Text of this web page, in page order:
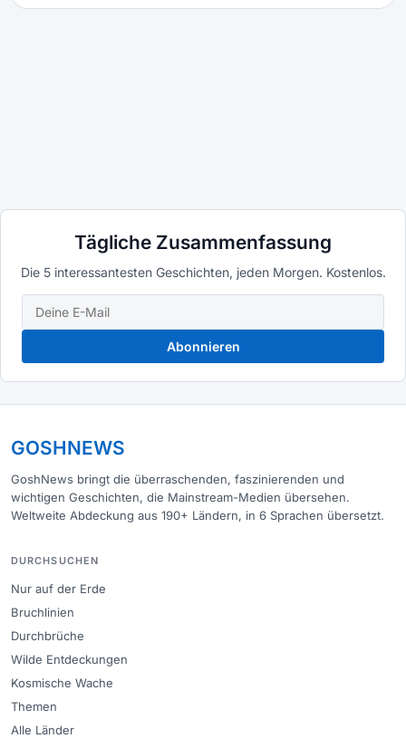
Tägliche Zusammenfassung
Die 5 interessantesten Geschichten, jeden Morgen. Kostenlos.
Abonnieren
GOSHNEWS
GoshNews bringt die überraschenden, faszinierenden und
wichtigen Geschichten, die Mainstream-Medien übersehen.
Weltweite Abdeckung aus 190+ Ländern, in 6 Sprachen übersetzt.
DURCHSUCHEN
Nur auf der Erde
Bruchlinien
Durchbrüche
Wilde Entdeckungen
Kosmische Wache
Themen
Alle Länder